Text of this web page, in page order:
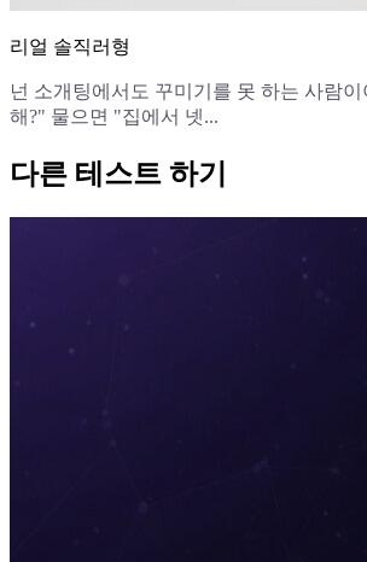
리얼 솔직러형
넌 소개팅에서도 꾸미기를 못 하는 사람
해?" 물으면 "집에서 넷...
다른 테스트 하기